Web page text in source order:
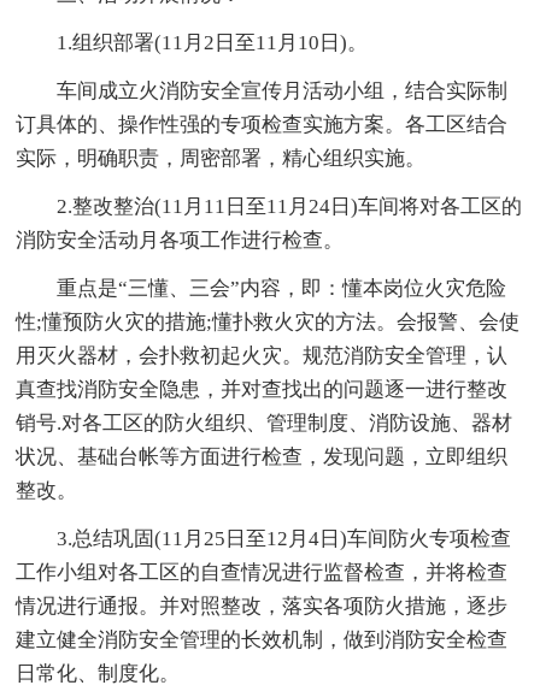
1.组织部署(11月2日至11月10日)。
车间成立火消防安全宣传月活动小组，结合实际制
订具体的、操作性强的专项检查实施方案。各工区结合
实际，明确职责，周密部署，精心组织实施。
2.整改整治(11月11日至11月24日)车间将对各工区的
消防安全活动月各项工作进行检查。
重点是“三懂、三会”内容，即：懂本岗位火灾危险
性;懂预防火灾的措施;懂扑救火灾的方法。会报警、会使
用灭火器材，会扑救初起火灾。规范消防安全管理，认
真查找消防安全隐患，并对查找出的问题逐一进行整改
销号.对各工区的防火组织、管理制度、消防设施、器材
状况、基础台帐等方面进行检查，发现问题，立即组织
整改。
3.总结巩固(11月25日至12月4日)车间防火专项检查
工作小组对各工区的自查情况进行监督检查，并将检查
情况进行通报。并对照整改，落实各项防火措施，逐步
建立健全消防安全管理的长效机制，做到消防安全检查
日常化、制度化。